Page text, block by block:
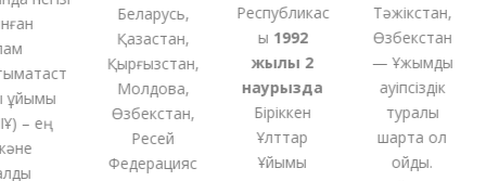
– ең
Беларусь,
Қазақстан,
Қырғызстан,
Молдова,
Өзбекстан,
Ресей
Федерацияс
Республикас
ы1992
жылы 2
наурызда
Біріккен
Ұлттар
Ұйымы
Тәжікстан,
Өзбекстан
— Ұжымдық
қауіпсіздік
туралы
шартқа қол
қойды.